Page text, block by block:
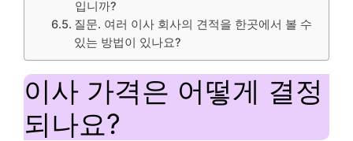
입니까?
질문. 여러 이사 회사의 견적을 한곳에서 볼 수
있는 방법이 있나요?
이사 가격은 어떻게 결정
되나요?